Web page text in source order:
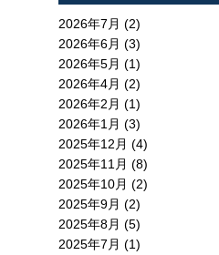
2026年7月 (2)
2026年6月 (3)
2026年5月 (1)
2026年4月 (2)
2026年2月 (1)
2026年1月 (3)
2025年12月 (4)
2025年11月 (8)
2025年10月 (2)
2025年9月 (2)
2025年8月 (5)
2025年7月 (1)